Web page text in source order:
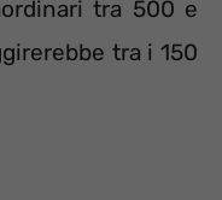
tra 500 e
tra i 150